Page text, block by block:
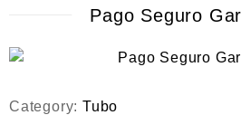
Pago Seguro
Category:Tubo